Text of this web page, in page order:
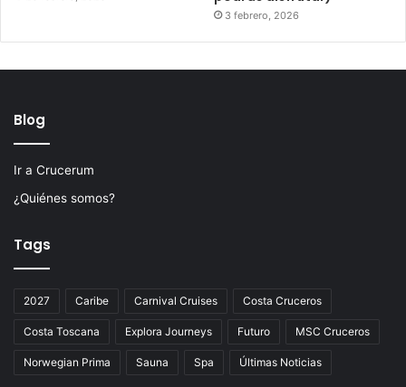
3 febrero, 2026
Blog
Ir a Crucerum
¿Quiénes somos?
Tags
2027 Caribe Carnival Cruises Costa Cruceros
Costa Toscana Explora Journeys Futuro MSC Cruceros
Norwegian Prima Sauna Spa Últimas Noticias